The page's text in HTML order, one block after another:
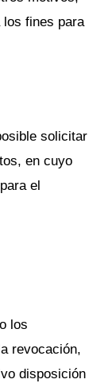
los fines para
solicitar
en cuyo
el
los
revocación,
disposición